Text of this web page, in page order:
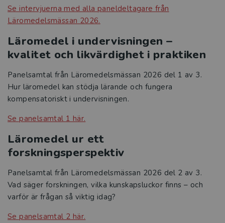
Se intervjuerna med alla paneldeltagare från
Läromedelsmässan 2026.
Läromedel i undervisningen –
kvalitet och likvärdighet i praktiken
Panelsamtal från Läromedelsmässan 2026 del 1 av 3.
Hur läromedel kan stödja lärande och fungera
kompensatoriskt i undervisningen.
Se panelsamtal 1 här.
Läromedel ur ett
forskningsperspektiv
Panelsamtal från Läromedelsmässan 2026 del 2 av 3.
Vad säger forskningen, vilka kunskapsluckor finns – och
varför är frågan så viktig idag?
Se panelsamtal 2 här.